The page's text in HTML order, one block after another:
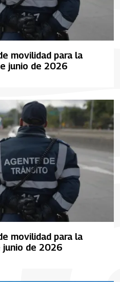
movilidad para la
junio de 2026
movilidad para la
junio de 2026